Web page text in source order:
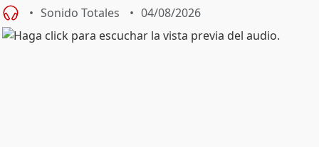
Sonido Totales 04/08/2026